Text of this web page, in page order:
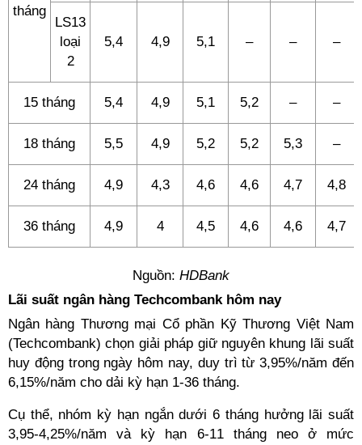
tháng
LS13
loại
2
5,4 4,9 5,1 – – –
15 tháng 5,4 4,9 5,1 5,2 – –
18 tháng 5,5 4,9 5,2 5,2 5,3 –
24 tháng 4,9 4,3 4,6 4,6 4,7 4,8
36 tháng 4,9 4 4,5 4,6 4,6 4,7
Nguồn: HDBank
Lãi suất ngân hàng Techcombank hôm nay
Ngân hàng Thương mại Cổ phần Kỹ Thương Việt Nam
(Techcombank) chọn giải pháp giữ nguyên khung lãi suất
huy động trong ngày hôm nay, duy trì từ 3,95%/năm đến
6,15%/năm cho dải kỳ hạn 1-36 tháng.
Cụ thể, nhóm kỳ hạn ngắn dưới 6 tháng hưởng lãi suất
3,95-4,25%/năm và kỳ hạn 6-11 tháng neo ở mức